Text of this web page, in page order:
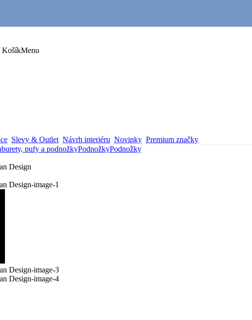
KošíkMenu
Slevy & Outlet Návrh interiéru Novinky Premium značky
pufy a podnožkyPodnožkyPodnožky